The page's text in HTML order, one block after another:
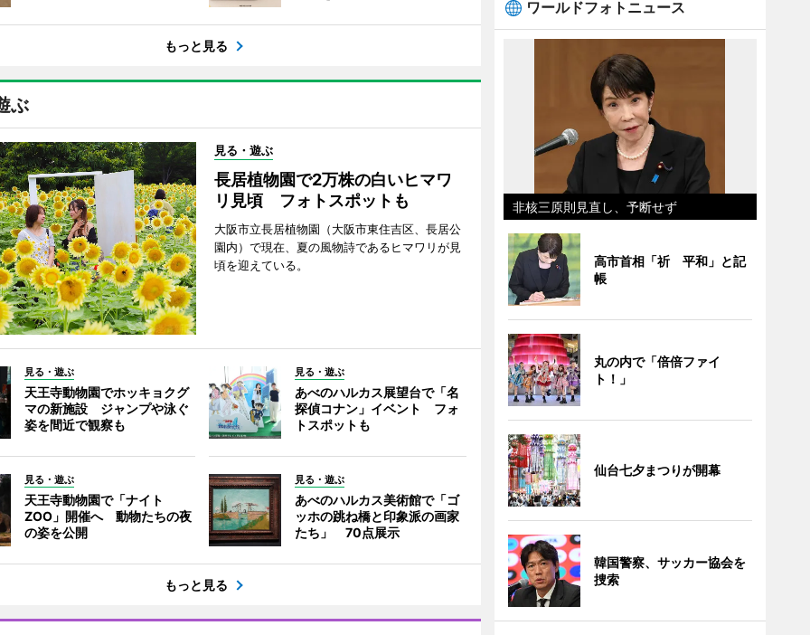
もっと見る
ぶ
見る・遊ぶ
長居植物園で2万株の白いヒマワ
リ見頃 フォトスポットも
大阪市立長居植物園（大阪市東住吉区、長居公
園内）で現在、夏の風物詩であるヒマワリが見
頃を迎えている。
見る・遊ぶ
天王寺動物園でホッキョクグ
マの新施設 ジャンプや泳ぐ
姿を間近で観察も
見る・遊ぶ
あべのハルカス展望台で「名
探偵コナン」イベント フォ
トスポットも
見る・遊ぶ
天王寺動物園で「ナイト
ZOO」開催へ 動物たちの夜
の姿を公開
見る・遊ぶ
あべのハルカス美術館で「ゴ
ッホの跳ね橋と印象派の画家
たち」 70点展示
もっと見る
ワールドフォトニュース
非核三原則見直し、予断せず
高市首相「祈 平和」と記
帳
丸の内で「倍倍ファイ
ト！」
仙台七夕まつりが開幕
韓国警察、サッカー協会を
捜索